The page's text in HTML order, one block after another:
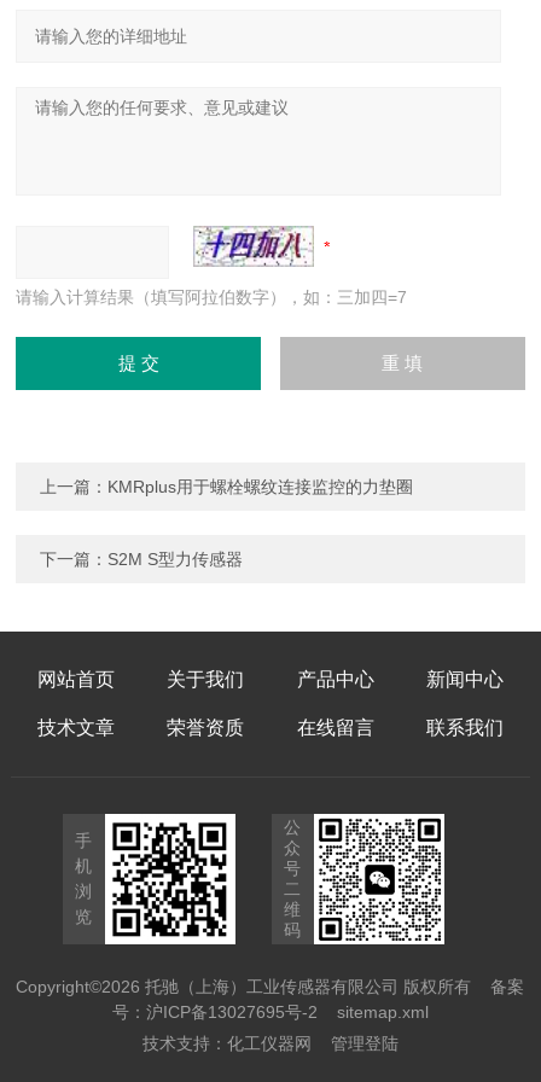
请输入计算结果（填写阿拉伯数字），如：三加四=7
上一篇： KMRplus用于螺栓螺纹连接监控的力垫圈
下一篇： S2M S型​力传感器
网站首页 关于我们 产品中心 新闻中心
技术文章 荣誉资质 在线留言 联系我们
手
机
浏
览
公
众
号
二
维
码
Copyright©2026 托驰（上海）工业传感器有限公司 版权所有备案
号：沪ICP备13027695号-2
sitemap.xml
技术支持： 化工仪器网 管理登陆